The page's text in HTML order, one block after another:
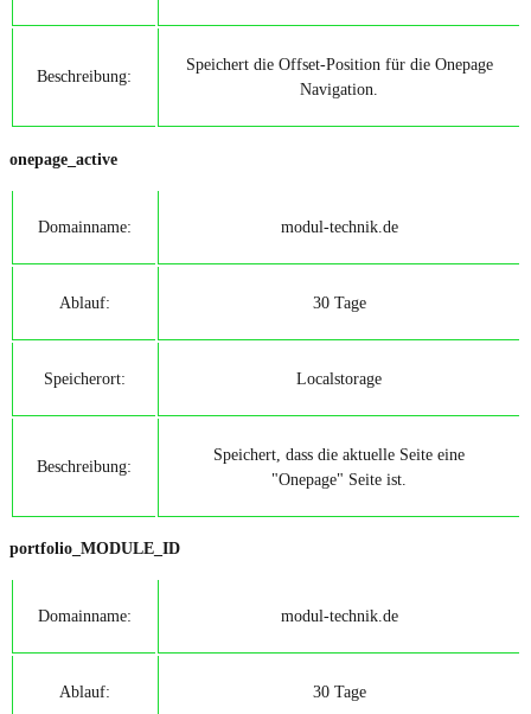
Beschreibung:
Speichert die Offset-Position für die Onepage
Navigation.
onepage_active
Domainname: modul-technik.de
Ablauf: 30 Tage
Speicherort: Localstorage
Beschreibung:
Speichert, dass die aktuelle Seite eine
"Onepage" Seite ist.
portfolio_MODULE_ID
Domainname: modul-technik.de
Ablauf: 30 Tage